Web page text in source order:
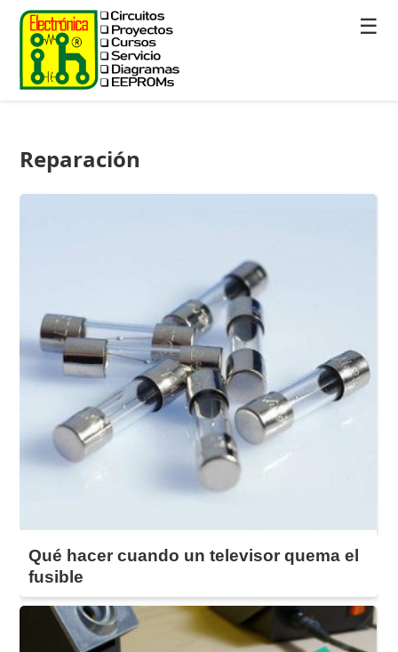
☰
Reparación
Qué hacer cuando un televisor quema el
fusible